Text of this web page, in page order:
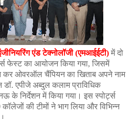
एंड टेक्नोलॉजी (एमआईईटी) में दो
फेस्ट का आयोजन किया गया, जिसमें
कर ओवरऑल चैंपियन का खिताब अपने नाम
एपीजे अब्दुल कलाम प्राविधिक
के निर्देशन में किया गया। इस स्पोर्ट्स
की टीमों ने भाग लिया और विभिन्न